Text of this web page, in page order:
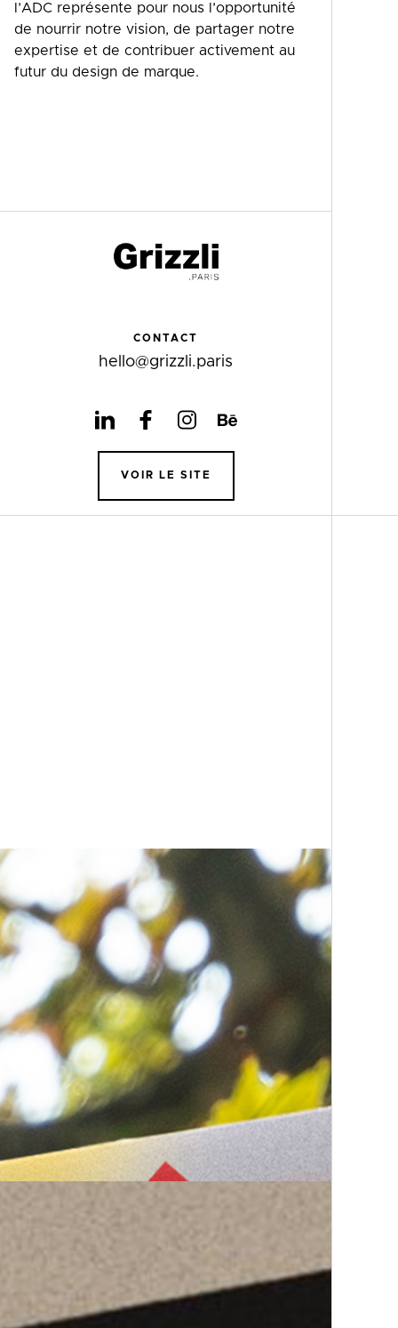
l’ADC représente pour nous l’opportunité
de nourrir notre vision, de partager notre
expertise et de contribuer activement au
futur du design de marque.
CONTACT
hello@grizzli.paris
VOIR LE SITE